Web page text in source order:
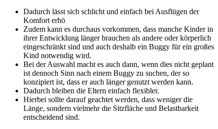
Dadurch lässt sich schlicht und einfach bei Ausflügen der
Komfort erhö
Zudem kann es durchaus vorkommen, dass manche Kinder in
ihrer Entwicklung länger brauchen als andere oder körperlich
eingeschränkt sind und auch deshalb ein Buggy für ein großes
Kind notwendig wird.
Bei der Auswahl macht es auch dann, wenn dies nicht geplant
ist dennoch Sinn nach einem Buggy zu suchen, der so
konzipiert ist, dass er auch länger genutzt werden kann.
Dadurch bleiben die Eltern einfach flexibler.
Hierbei sollte darauf geachtet werden, dass weniger die
Länge, sondern vielmehr die Sitzfläche und Belastbarkeit
entscheidend sind.